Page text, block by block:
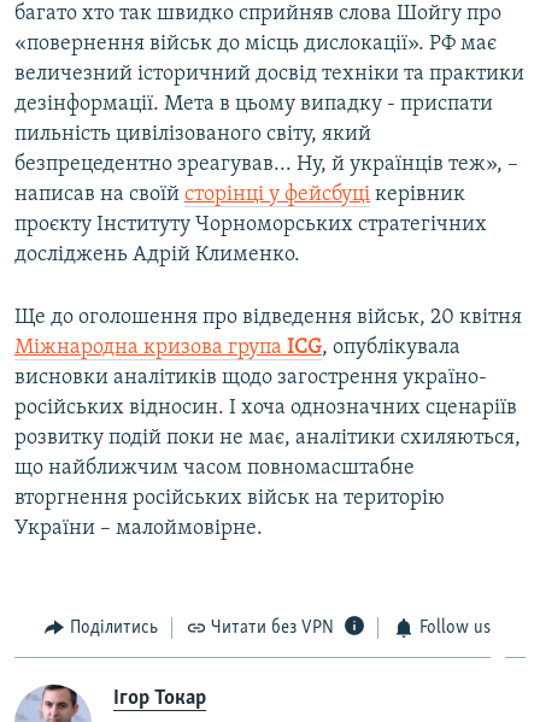
багато хто так швидко сприйняв слова Шойгу про
«повернення військ до місць дислокації». РФ має
величезний історичний досвід техніки та практики
дезінформації. Мета в цьому випадку - приспати
пильність цивілізованого світу, який
безпрецедентно зреагував... Ну, й українців теж», –
написав на своїй сторінці у фейсбуці керівник
проєкту Інституту Чорноморських стратегічних
досліджень Адрій Клименко.
Ще до оголошення про відведення військ, 20 квітня
Міжнародна кризова група ICG, опублікувала
висновки аналітиків щодо загострення україно-
російських відносин. І хоча однозначних сценаріїв
розвитку подій поки не має, аналітики схиляються,
що найближчим часом повномасштабне
вторгнення російських військ на територію
України – малоймовірне.
Поділитись Читати без VPN Follow us
Ігор Токар